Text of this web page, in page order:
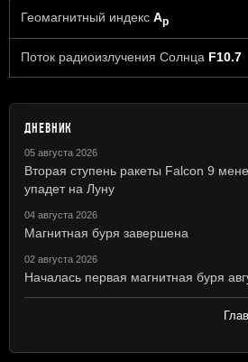
Геомагнитный индекс Ap
Поток радиоизлучения Солнца F10.7
ДНЕВНИК
05 августа 2026
Вторая ступень ракеты Falcon 9
упадет на Луну
04 августа 2026
Магнитная буря завершена
02 августа 2026
Началась первая магнитная буря